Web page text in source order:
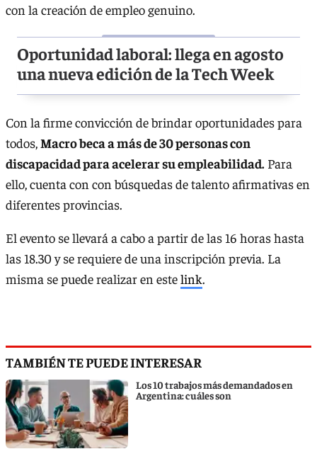
con la creación de empleo genuino.
Oportunidad laboral: llega en agosto
una nueva edición de la Tech Week
Con la firme convicción de brindar oportunidades para
todos,Macro beca a más de 30 personas con
discapacidad para acelerar su empleabilidad. Para
ello, cuenta con con búsquedas de talento afirmativas en
diferentes provincias.
El evento se llevará a cabo a partir de las 16 horas hasta
las 18.30 y se requiere de una inscripción previa. La
misma se puede realizar en estelink.
TAMBIÉN TE PUEDE INTERESAR
Los 10 trabajos más demandados en
Argentina: cuáles son